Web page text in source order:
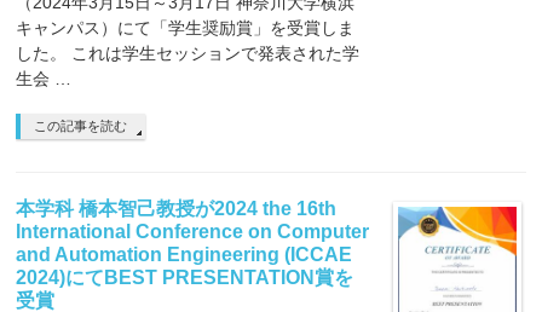
キャンパス）にて「学生奨励賞」を受賞しま
した。 これは学生セッションで発表された学
生会 …
この記事を読む
本学科 橋本智己教授が2024 the 16th
International Conference on Computer
and Automation Engineering (ICCAE
2024)にてBEST PRESENTATION賞を
受賞